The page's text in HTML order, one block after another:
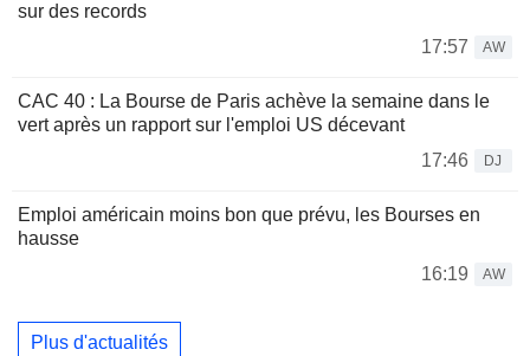
sur des records
17:57
AW
CAC 40 : La Bourse de Paris achève la semaine dans le
vert après un rapport sur l'emploi US décevant
17:46
DJ
Emploi américain moins bon que prévu, les Bourses en
hausse
16:19
AW
Plus d'actualités